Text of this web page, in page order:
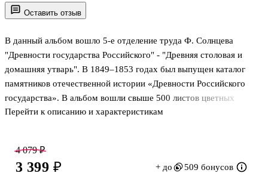
Оставить отзыв
В данный альбом вошло 5-е отделение труда Ф. Солнцева
"Древности государства Российского" - "Древняя столовая и
домашняя утварь". В 1849–1853 годах был выпущен каталог
памятников отечественной истории «Древности Российского
государства». В альбом вошли свыше 500 листов цветных
хромолитографий. Они были созданы Ф. Солнцевым, который по
монастырям и церквям и фиксировал памятники истории и
культуры. Среди них редкие, не дошедшие до наших дней,
Перейти к описанию и характеристикам
4 079 ₽
3 399 ₽ + до 509 бонусов